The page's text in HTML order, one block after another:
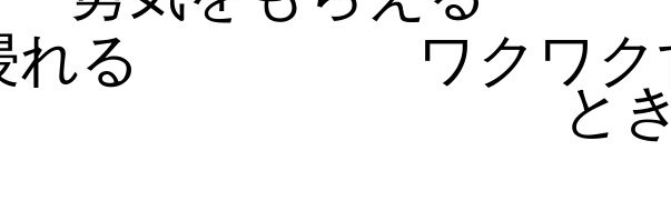
ワクワク
と
れる